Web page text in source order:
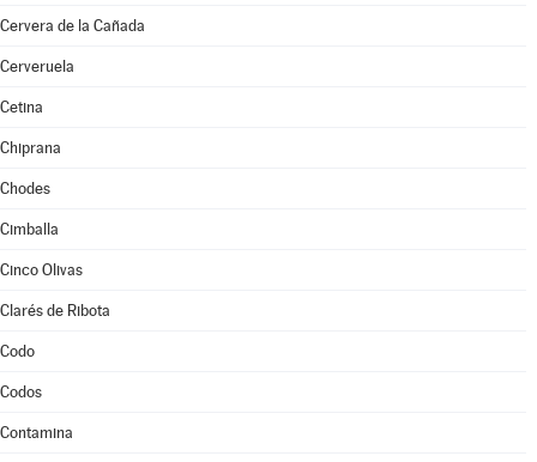
Cervera de la Cañada
Cerveruela
Cetina
Chiprana
Chodes
Cimballa
Cinco Olivas
Clarés de Ribota
Codo
Codos
Contamina